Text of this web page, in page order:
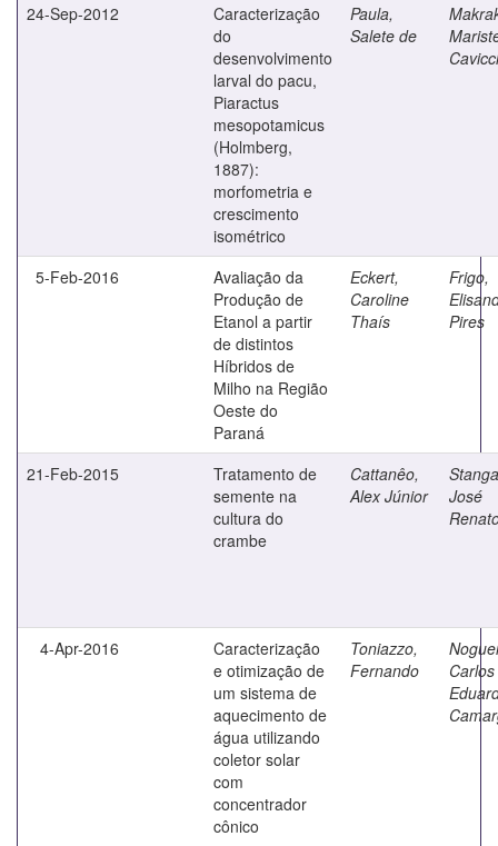
24-Sep-2012
Caracterização
do
desenvolvimento
larval do pacu,
Piaractus
mesopotamicus
(Holmberg,
1887):
morfometria e
crescimento
isométrico
Paula,
Salete de
5-Feb-2016
Avaliação da
Produção de
Etanol a partir
de distintos
Híbridos de
Milho na Região
Oeste do
Paraná
Eckert,
Caroline
Thaís
Frigo,
Pires
21-Feb-2015
Tratamento de
semente na
cultura do
crambe
Cattanêo,
Alex Júnior
José
4-Apr-2016
Caracterização
e otimização de
um sistema de
aquecimento de
água utilizando
coletor solar
com
concentrador
cônico
Toniazzo,
Fernando
Carlos